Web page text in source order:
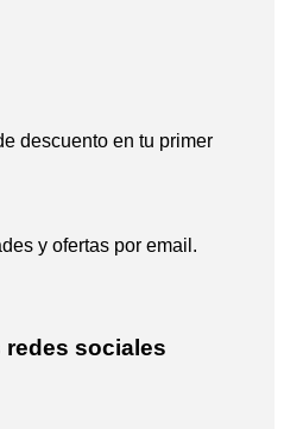
descuento en tu primer
y ofertas por email.
sociales